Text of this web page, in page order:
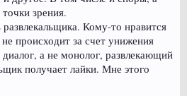
зрения.
Кому-то нравится
происходит за счет унижения
а не монолог, развлекающий
получает лайки. Мне этого